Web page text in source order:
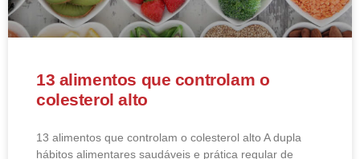
13 alimentos que controlam o
colesterol alto
13 alimentos que controlam o colesterol alto​ A dupla
hábitos alimentares saudáveis e prática regular de